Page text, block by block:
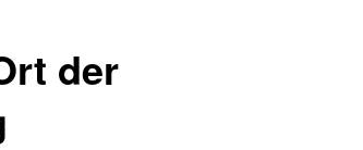
der